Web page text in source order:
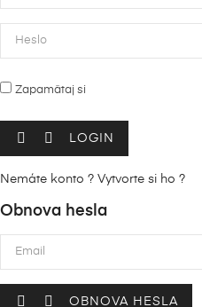
Zapamätaj si
  LOGIN
Nemáte konto ? Vytvorte si ho ?
Obnova hesla
  OBNOVA HESLA